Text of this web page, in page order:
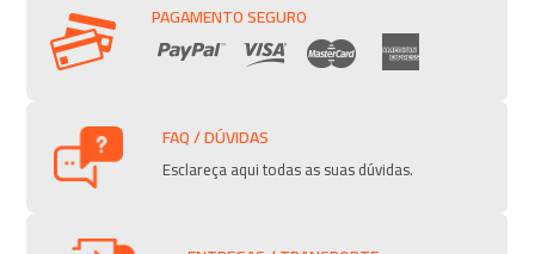
PAGAMENTO SEGURO
FAQ / DÚVIDAS
Esclareça aqui todas as suas dúvidas.